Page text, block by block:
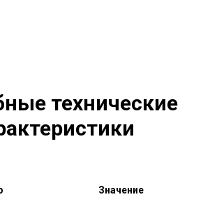
технические
Значение